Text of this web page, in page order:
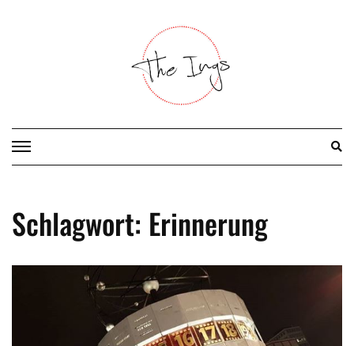
Schlagwort: Erinnerung